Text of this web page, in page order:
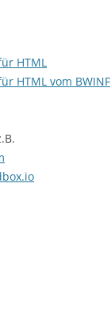
HTML
HTML vom BWINF